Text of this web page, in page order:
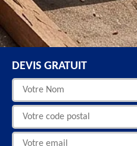
DEVIS GRATUIT